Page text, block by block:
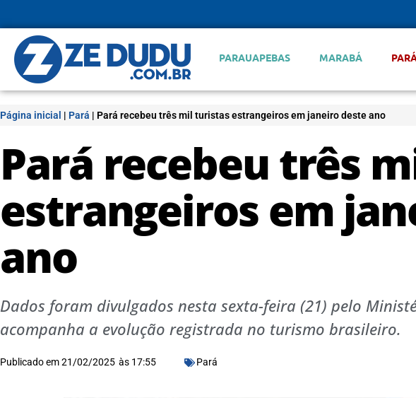
PARAUAPEBAS MARABÁ
Página inicial | Pará | Pará recebeu três mil turistas estrangeiros em janeiro deste ano
Pará recebeu três
estrangeiros em
ano
Dados foram divulgados nesta sexta-feira (21) pelo
acompanha a evolução registrada no turismo brasileiro.
Publicado em21/02/2025 às 17:55 Pará